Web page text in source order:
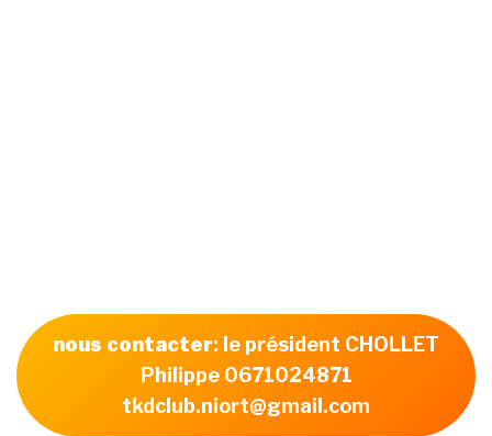
nous contacter: le président CHOLLET
Philippe 0671024871
tkdclub.niort@gmail.com